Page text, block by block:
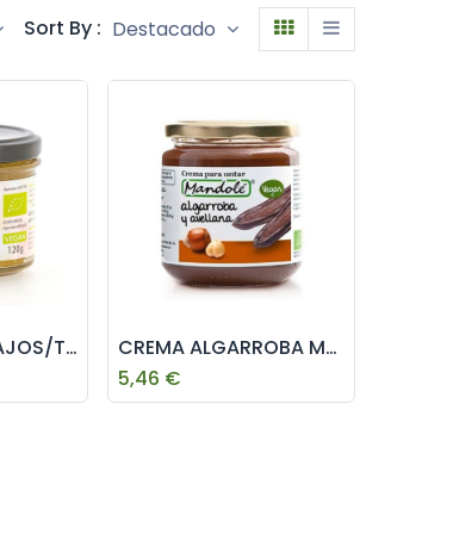
Sort By : Destacado
HUMMUS TRES AJOS/TOMATE VEGADENIA 110 g
CREMA ALGARROBA MANDOLE 375g
5,46 €